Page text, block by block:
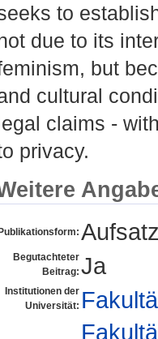
to
due to its
but
cultural
claims -
privacy.
Begutachteter
Beitrag: Ja
Institutionen der
Universität: